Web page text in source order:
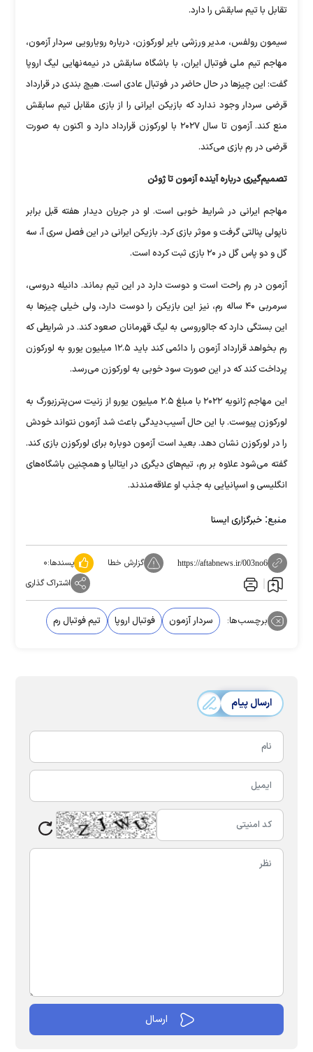
تقابل با تیم سابقش را دارد.
سیمون رولفس، مدیر ورزشی بایر لورکوزن، درباره رویارویی سردار آزمون،
مهاجم تیم ملی فوتبال ایران، با باشگاه سابقش در نیمه‌نهایی لیگ اروپا
گفت: این چیز‌ها در حال حاضر در فوتبال عادی است. هیچ بندی در قرارداد
قرضی سردار وجود ندارد که بازیکن ایرانی را از بازی مقابل تیم سابقش
منع کند. آزمون تا سال ۲۰۲۷ با لورکوزن قرارداد دارد و اکنون به صورت
قرضی در رم بازی می‌کند.
تصمیم‌گیری درباره آینده آزمون تا ژوئن
مهاجم ایرانی در شرایط خوبی است. او در جریان دیدار هفته قبل برابر
ناپولی پنالتی گرفت و موثر بازی کرد. بازیکن ایرانی در این فصل سری آ، سه
گل و دو پاس گل در ۲۰ بازی ثبت کرده است.
آزمون در رم راحت است و دوست دارد در این تیم بماند. دانیله دروسی،
سرمربی ۴۰ ساله رم، نیز این بازیکن را دوست دارد، ولی خیلی چیز‌ها به
این بستگی دارد که جالوروسی به لیگ قهرمانان صعود کند. در شرایطی که
رم بخواهد قرارداد آزمون را دائمی کند باید ۱۲.۵ میلیون یورو به لورکوزن
پرداخت کند که در این صورت سود خوبی به لورکوزن می‌رسد.
این مهاجم ژانویه ۲۰۲۲ با مبلغ ۲.۵ میلیون یورو از زنیت سن‌پترزبورگ به
لورکوزن پیوست. با این حال آسیب‌دیدگی باعث شد آزمون نتواند خودش
را در لورکوزن نشان دهد. بعید است آزمون دوباره برای لورکوزن بازی کند.
گفته می‌شود علاوه بر رم، تیم‌های دیگری در ایتالیا و همچنین باشگاه‌های
انگلیسی و اسپانیایی به جذب او علاقه‌مندند.
منبع: خبرگزاری ایسنا
https://aftabnews.ir/003no6 گزارش خطا پسندها:۰
اشتراک گذاری
برچسب‌ها: سردار آزمون فوتبال اروپا تیم فوتبال رم
ارسال پیام